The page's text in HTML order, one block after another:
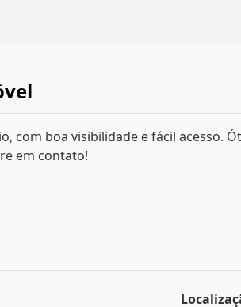
com boa visibilidade e fácil acesso.
em contato!